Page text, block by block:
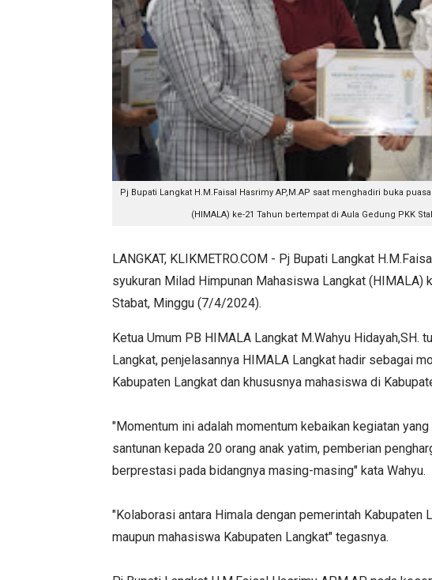
Pj Bupati Langkat H.M.Faisal Hasrimy AP,M.AP saat menghadiri buka
(HIMALA) ke-21 Tahun bertempat di Aula Gedung PKK
LANGKAT, KLIKMETRO.COM - Pj Bupati Langkat
syukuran Milad Himpunan Mahasiswa Langkat (HIMALA)
Stabat, Minggu (7/4/2024).
Ketua Umum PB HIMALA Langkat M.Wahyu Hidayah,SH.
Langkat, penjelasannya HIMALA Langkat hadir sebagai
Kabupaten Langkat dan khususnya mahasiswa di
"Momentum ini adalah momentum kebaikan kegiatan
santunan kepada 20 orang anak yatim, pemberian
berprestasi pada bidangnya masing-masing" kata Wahyu.
"Kolaborasi antara Himala dengan pemerintah Kabupaten
maupun mahasiswa Kabupaten Langkat" tegasnya.